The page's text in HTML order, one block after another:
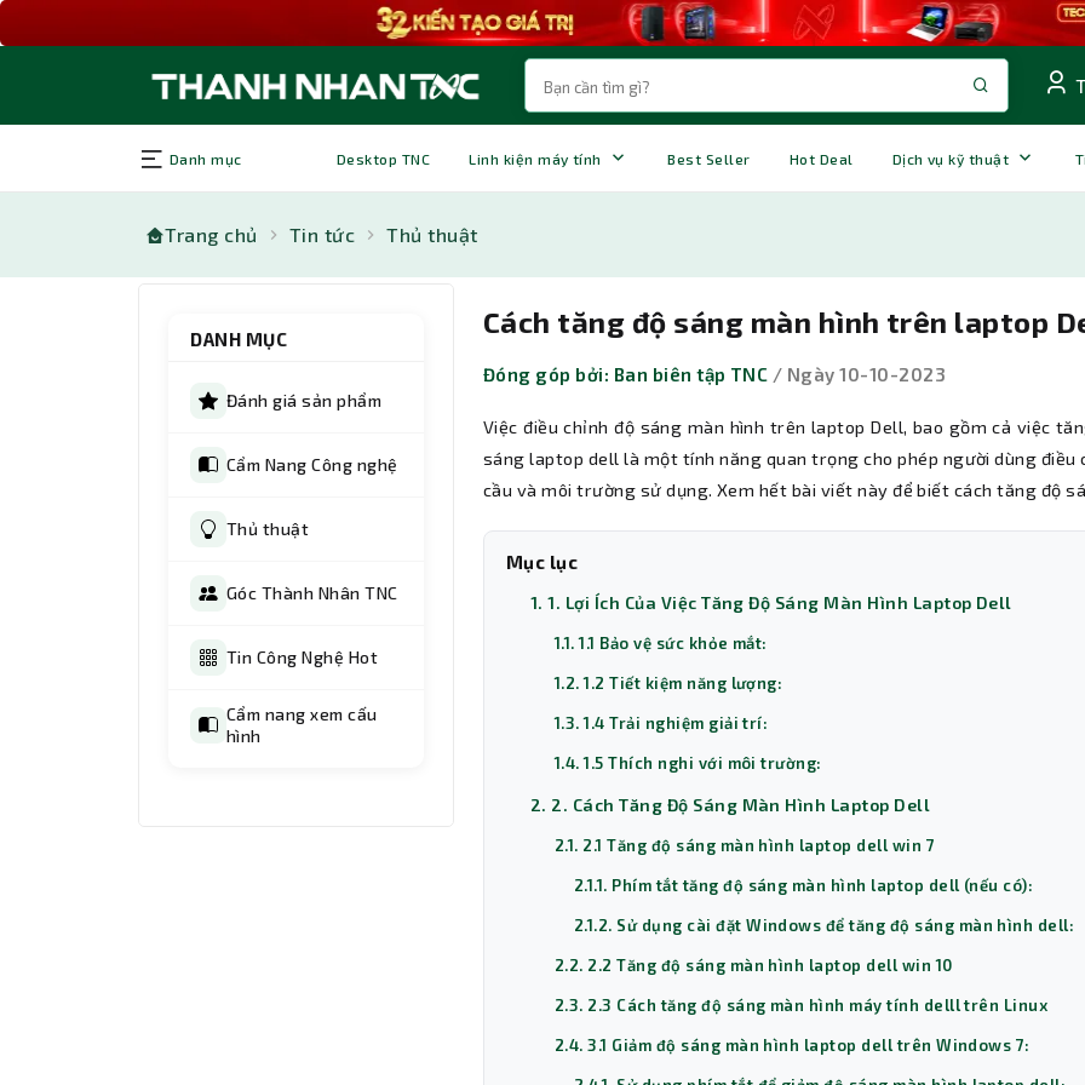
Danh mục Desktop TNC Linh kiện máy tính Best Seller Hot Deal Dịch vụ kỹ thuật
Trang chủ Tin tức Thủ thuật
DANH MỤC
Đánh giá sản phẩm
Cẩm Nang Công nghệ
Thủ thuật
Góc Thành Nhân TNC
Tin Công Nghệ Hot
Cẩm nang xem cấu
hình
Cách tăng độ sáng màn hình trên laptop
Đóng góp bởi: Ban biên tập TNC / Ngày 10-10-2023
Việc điều chỉnh độ sáng màn hình trên laptop Dell, bao gồm cả việc
sáng laptop dell là một tính năng quan trọng cho phép người dùng
cầu và môi trường sử dụng. Xem hết bài viết này để biết cách tăng độ
Mục lục
1. 1. Lợi Ích Của Việc Tăng Độ Sáng Màn Hình Laptop Dell
1.1. 1.1 Bảo vệ sức khỏe mắt:
1.2. 1.2 Tiết kiệm năng lượng:
1.3. 1.4 Trải nghiệm giải trí:
1.4. 1.5 Thích nghi với môi trường:
2. 2. Cách Tăng Độ Sáng Màn Hình Laptop Dell
2.1. 2.1 Tăng độ sáng màn hình laptop dell win 7
2.1.1. Phím tắt tăng độ sáng màn hình laptop dell (nếu có):
2.1.2. Sử dụng cài đặt Windows để tăng độ sáng màn hình dell:
2.2. 2.2 Tăng độ sáng màn hình laptop dell win 10
2.3. 2.3 Cách tăng độ sáng màn hình máy tính delll trên Linux
2.4. 3.1 Giảm độ sáng màn hình laptop dell trên Windows 7: